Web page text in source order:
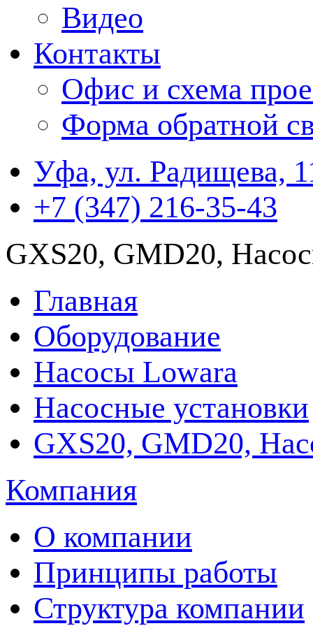
Видео
Контакты
Офис и схема
Форма обратной
Уфа, ул. Радищева,
+7 (347) 216-35-43
GXS20, GMD20,
Главная
Оборудование
Насосы Lowara
Насосные установки
GXS20, GMD20,
Компания
О компании
Принципы работы
Структура компании